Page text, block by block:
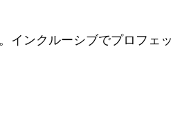
ンクルーシブでプロフ